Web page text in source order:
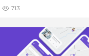
713